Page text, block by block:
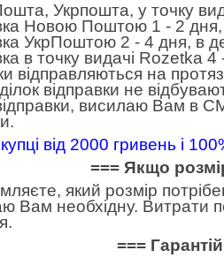
Укрпошта, у точку
Новою Поштою 1 - 2 дня,
УкрПоштою 2 - 4 дня, в
в точку видачі Rozetka 4
відправляються на
відправки не
висилаю Вам в
від 2000 гривень і
=== Якщо
який розмір
Вам необхідну. Витрати
===